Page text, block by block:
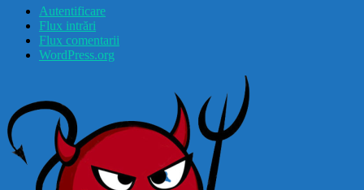
Autentificare
Flux intrări
Flux comentarii
WordPress.org